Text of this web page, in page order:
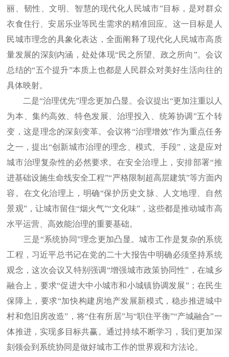
丽、韧性、文明、智慧的现代化人民城市”目标，是对群众
衣食住行、安居乐业等民生需求的精准回应。这一目标是人
民城市理念的具象化表达，全面阐释了现代化人民城市高质
量发展的深刻内涵，处处体现“民之所望、政之所向”。会议
总结的“五个提升”本质上也都是人民群众对美好生活向往的
具体映射。
二是“治理优先”理念更加凸显。会议提出“更加注重以人
为本、集约高效、特色发展、治理投入、统筹协调”五个转
变，这是理念的深刻变革。会议将“治理增效”作为重点任务
之一，提出“创新城市治理的理念、模式、手段”，这是应对
城市治理复杂性的必然要求。在安全治理上，安排部署“推
进基础设施生命线安全工程”“严格限制超高层建筑”等方面内
容。在文化治理上，明确“保护历史文脉、人文地理、自然
景观”，让城市留住“烟火气”“文化味”，这些都是推动城市高
水平运营、高效能治理的重要基础。
三是“系统协同”理念更加凸显。城市工作是复杂的系统
工程，习近平总书记在党的二十大报告中明确必须坚持系统
观念，这次会议又特别强调“增强城市政策协同性”，在城乡
融合上，要求“促进大中小城市和小城镇协调发展”；在民生
保障上，要求“加快构建房地产发展新模式，稳步推进城中
村和危旧房改造”，将“住有所居”与“职住平衡”“产城融合”一
体推进，实现多目标共赢。通过持续不断学习，我们更加深
刻领会到系统协同是做好城市工作的世界观和方法论。